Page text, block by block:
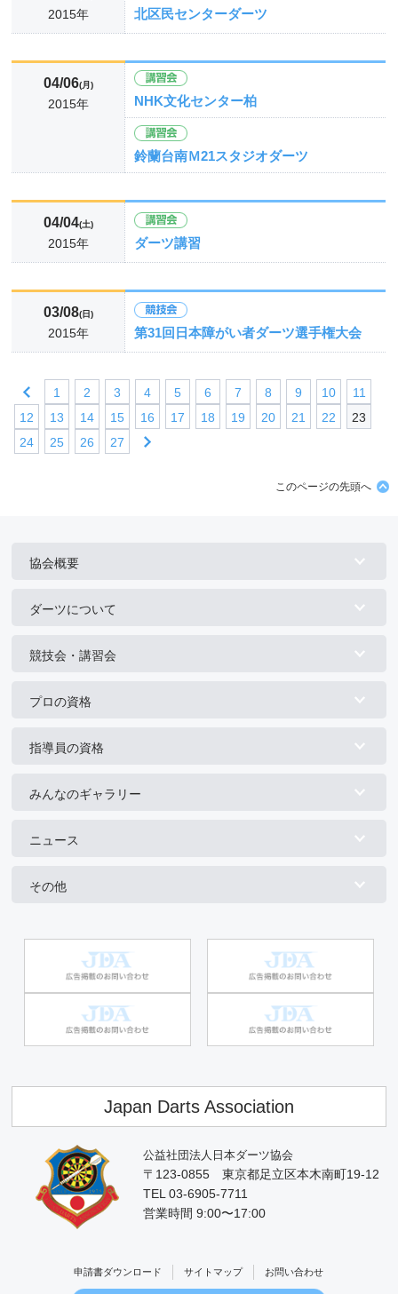
2015年 北区民センターダーツ
04/06(月)
2015年 NHK文化センター柏
鈴蘭台南Ｍ21スタジオダーツ
04/04(土)
2015年 ダーツ講習
03/08(日)
2015年 第31回日本障がい者ダーツ選手権大会
1 2 3 4 5 6 7 8 9 10
11
12
13 14 15 16 17 18 19 20 21 22
23
24
25 26 27
このページの先頭へ
協会概要
ダーツについて
競技会・講習会
プロの資格
指導員の資格
みんなのギャラリー
ニュース
その他
Japan Darts Association
公益社団法人日本ダーツ協会
〒123-0855 東京都足立区本木南町19-12
TEL 03-6905-7711
営業時間 9:00〜17:00
申請書ダウンロード サイトマップ お問い合わせ